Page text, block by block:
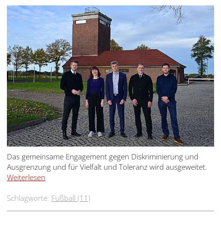
Das gemeinsame Engagement gegen Diskriminierung und
Ausgrenzung und für Vielfalt und Toleranz wird ausgeweitet.
Weiterlesen
Schlagworte: Fußball (11)